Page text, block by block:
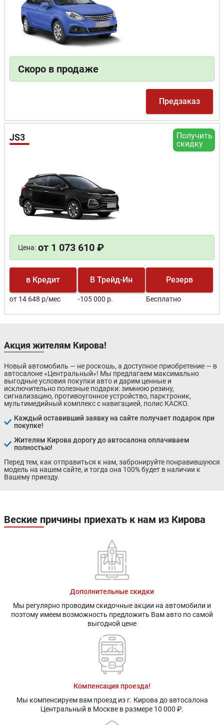
Скоро в продаже
Предзаказ
Получить
скидку
JS3
Цена: от 1 073 610 ₽
в Кредит
от 14 648 р/мес
В Трейд-Ин
-105 000 р.
Резерв
Бесплатно
Акция жителям Кирова!
Новый автомобиль — не роскошь, а доступное приобретение — в
автосалоне «Центральный»! Мы предлагаем максимально
выгодные условия покупки авто и дарим ценные и
исключительно полезные подарки: зимнюю резину,
сигнализацию, противоугонное устройство, парктроник,
мультимедийный комплекс с навигацией, полис КАСКО.
Каждый оставивший заявку на сайте получает подарок при
покупке!
Жителям Кирова дорогу до автосалона оплачиваем
полностью!
Перед тем, как отправиться к нам, забронируйте понравившуюся
модель на нашем сайте, и тогда она 100% будет в наличии к
Вашему приезду.
Веские причины приехать к нам из Кирова
Дополнительные скидки
Мы регулярно проводим скидочные акции на автомобили и
поэтому имеем возможность предложить Вам авто по самой
выгодной цене
Компенсация проезда!
Мы компенсируем вам проезд из г. Кирова до автосалона
Центральный в Москве в размере 10 000 ₽.